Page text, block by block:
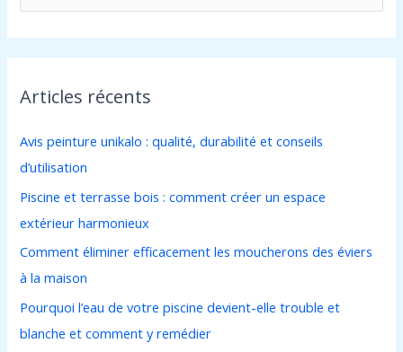
e
c
e
c
h
e
r
:
Articles récents
Avis peinture unikalo : qualité, durabilité et conseils
d’utilisation
Piscine et terrasse bois : comment créer un espace
extérieur harmonieux
Comment éliminer efficacement les moucherons des éviers
à la maison
Pourquoi l’eau de votre piscine devient-elle trouble et
blanche et comment y remédier